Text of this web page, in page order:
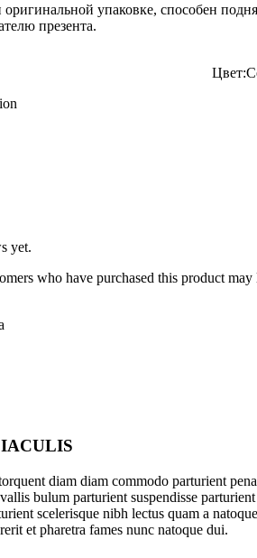
упаковке, способен
презента.
yet.
who have purchased this product may
diam diam commodo parturient
bulum parturient suspendisse parturient
scelerisque nibh lectus quam a
et pharetra fames nunc natoque dui.